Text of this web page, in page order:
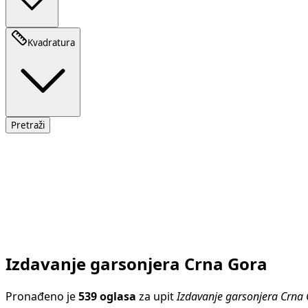
Kvadratura
Pretraži
Izdavanje garsonjera Crna Gora
Pronađeno je 539 oglasa za upit Izdavanje garsonjera Crna